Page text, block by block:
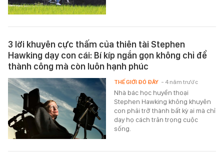
3 lời khuyên cực thấm của thiên tài Stephen
Hawking dạy con cái: Bí kíp ngắn gọn không chỉ để
thành công mà còn luôn hạnh phúc
Nhà bác học huyền thoại
Stephen Hawking không khuyên
con phải trở thành bất kỳ ai mà chỉ
dạy họ cách trân trọng cuộc
sống.
THẾ GIỚI ĐÓ ĐÂY - 4 năm trước